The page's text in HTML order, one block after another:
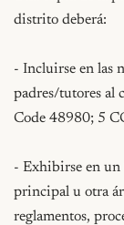
distrito deberá:
- Incluirse en las
padres/tutores al
Code 48980; 5
- Exhibirse en
principal u otra
reglamentos,